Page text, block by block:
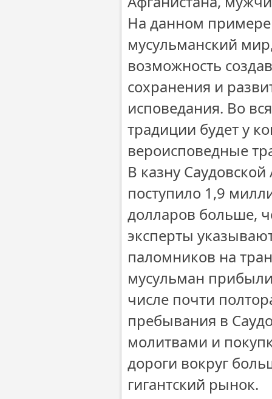
На данном
мусульманский
возможность
сохранения и
исповедания. Во
традиции будет у
вероисповедные
В казну
поступило 1,9
долларов больше,
эксперты
паломников на
мусульман
числе почти
пребывания в
молитвами и
дороги вокруг
гигантский рынок.